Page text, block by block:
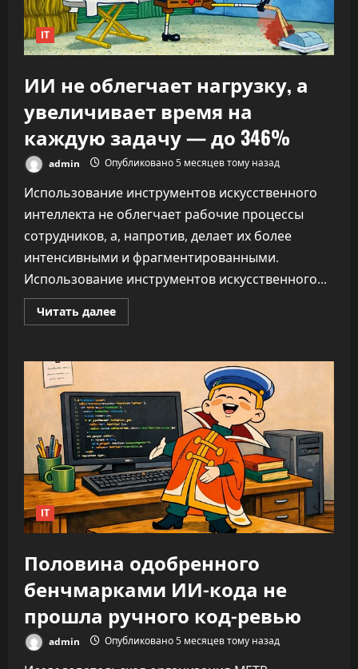
IT
ИИ не облегчает нагрузку, а
увеличивает время на
каждую задачу — до 346%
admin Опубликовано 5 месяцев тому назад
Использование инструментов искусственного
интеллекта не облегчает рабочие процессы
сотрудников, а, напротив, делает их более
интенсивными и фрагментированными.
Использование инструментов искусственного...
Читать далееПрочитать
больше
облегчает
а
увеличивает
время
на
каждую
задачу
—
до
346%
IT
Половина одобренного
бенчмарками ИИ-кода не
прошла ручного код-ревью
admin Опубликовано 5 месяцев тому назад